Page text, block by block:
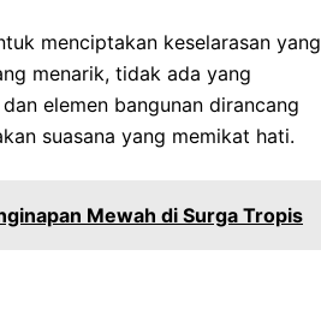
menciptakan keselarasan yang
menarik, tidak ada yang
elemen bangunan dirancang
suasana yang memikat hati.
Mewah di Surga Tropis